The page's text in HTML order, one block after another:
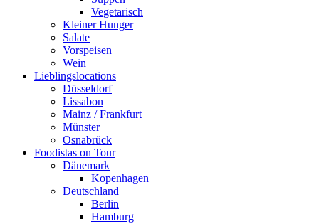
Vegetarisch
Kleiner Hunger
Salate
Vorspeisen
Wein
Lieblingslocations
Düsseldorf
Lissabon
Mainz / Frankfurt
Münster
Osnabrück
Foodistas on Tour
Dänemark
Kopenhagen
Deutschland
Berlin
Hamburg